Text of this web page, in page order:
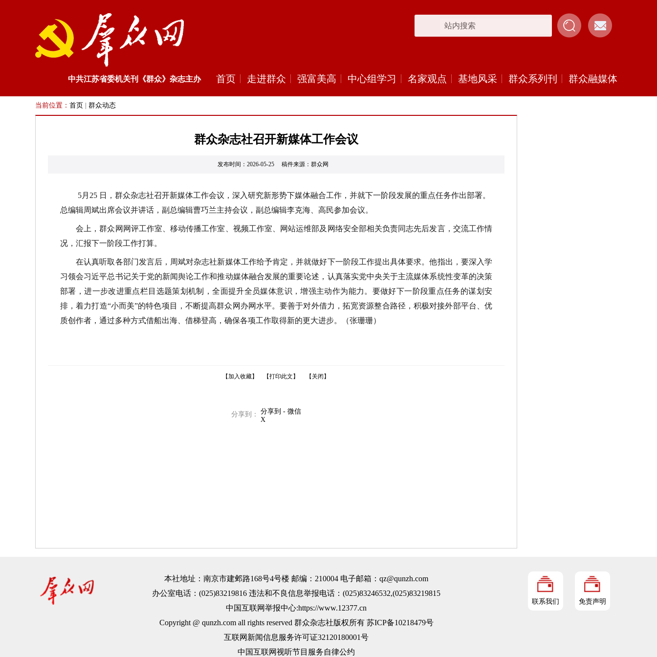
中共江苏省委机关刊《群众》杂志主办 首页 走进群众 强富美高 中心组学习 名家观点 基地风采 群众系列刊 群众融媒体
当前位置： 首页 群众动态
群众杂志社召开新媒体工作会议
发布时间：2026-05-25 稿件来源：群众网
5月 25 日，群众杂志社召开新媒体工作会议，深入研究新形势下媒体融合工作，并就下一阶段发展的重点任务作出部署。
总编辑周斌出席会议并讲话，副总编辑曹巧兰主持会议，副总编辑李克海、高民参加会议。
会上，群众网网评工作室、移动传播工作室、视频工作室、网站运维部及网络安全部相关负责同志先后发言，交流工作情
况，汇报下一阶段工作打算。
在认真听取各部门发言后，周斌对杂志社新媒体工作给予肯定，并就做好下一阶段工作提出具体要求。他指出，要深入学
习领会习近平总书记关于党的新闻舆论工作和推动媒体融合发展的重要论述，认真落实党中央关于主流媒体系统性变革的决策
部署，进一步改进重点栏目选题策划机制，全面提升全员媒体意识，增强主动作为能力。要做好下一阶段重点任务的谋划安
排，着力打造“小而美”的特色项目，不断提高群众网办网水平。要善于对外借力，拓宽资源整合路径，积极对接外部平台、优
质创作者，通过多种方式借船出海、借梯登高，确保各项工作取得新的更大进步。（张珊珊）
【加入收藏】 【打印此文】 【关闭】
分享到：
分享到 - 微信
X
本社地址：南京市建邺路168号4号楼 邮编：210004 电子邮箱：qz@qunzh.com
办公室电话：(025)83219816 违法和不良信息举报电话：(025)83246532,(025)83219815
中国互联网举报中心:https://www.12377.cn
Copyright @ qunzh.com all rights reserved 群众杂志社版权所有 苏ICP备10218479号
互联网新闻信息服务许可证32120180001号
中国互联网视听节目服务自律公约
联系我们 免责声明